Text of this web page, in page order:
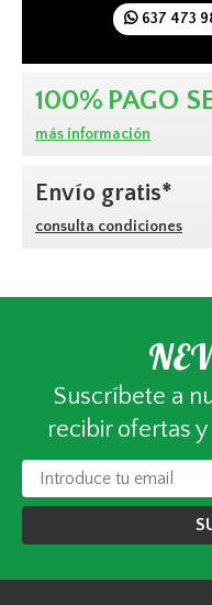
637 473
100% PAGO
más información
Envío gratis*
consulta condiciones
Suscríbete a
recibir ofertas